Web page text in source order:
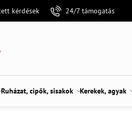
kérdések 24/7 támogatás
Ruházat, cipők, sisakok Kerekek, agyak